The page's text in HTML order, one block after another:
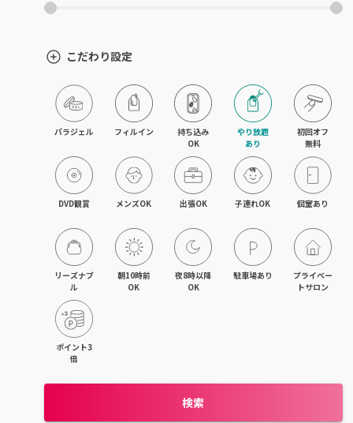
下北沢・代々木上原
目黒・戸越・武蔵小山
北千住・町屋・亀有
錦糸町・小岩・青砥
吉祥寺・荻窪・三鷹
立川・国立・国分寺
八王子・日野・昭島
日暮里・駒込・千駄木
こだわり設定
パラジェル フィルイン
持ち込み
OK
やり放題
あり
初回オフ
無料
DVD観賞 メンズOK 出張OK 子連れOK 個室あり
リーズナブ
ル
朝10時前
OK
夜8時以降
OK
駐車場あり
プライベー
トサロン
ポイント3
倍
検索